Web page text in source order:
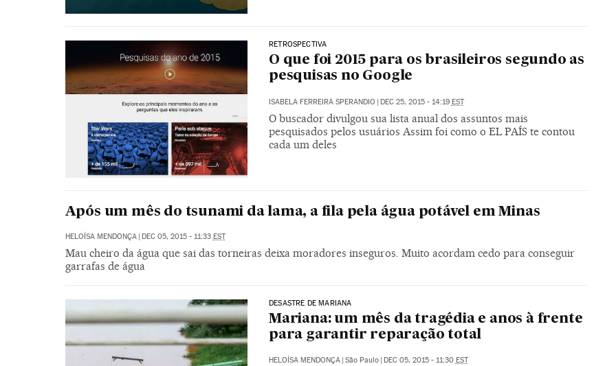
RETROSPECTIVA
O que foi 2015 para os brasileiros segundo as
pesquisas no Google
ISABELA FERREIRA SPERANDIO | DEC 25, 2015 - 14:19 EST
O buscador divulgou sua lista anual dos assuntos mais
pesquisados pelos usuários Assim foi como o EL PAÍS te contou
cada um deles
Após um mês do tsunami da lama, a fila pela água potável em Minas
HELOÍSA MENDONÇA | DEC 05, 2015 - 11:33 EST
Mau cheiro da água que sai das torneiras deixa moradores inseguros. Muito acordam cedo para conseguir
garrafas de água
DESASTRE DE MARIANA
Mariana: um mês da tragédia e anos à frente
para garantir reparação total
HELOÍSA MENDONÇA São Paulo DEC 05, 2015 - 11:30 EST